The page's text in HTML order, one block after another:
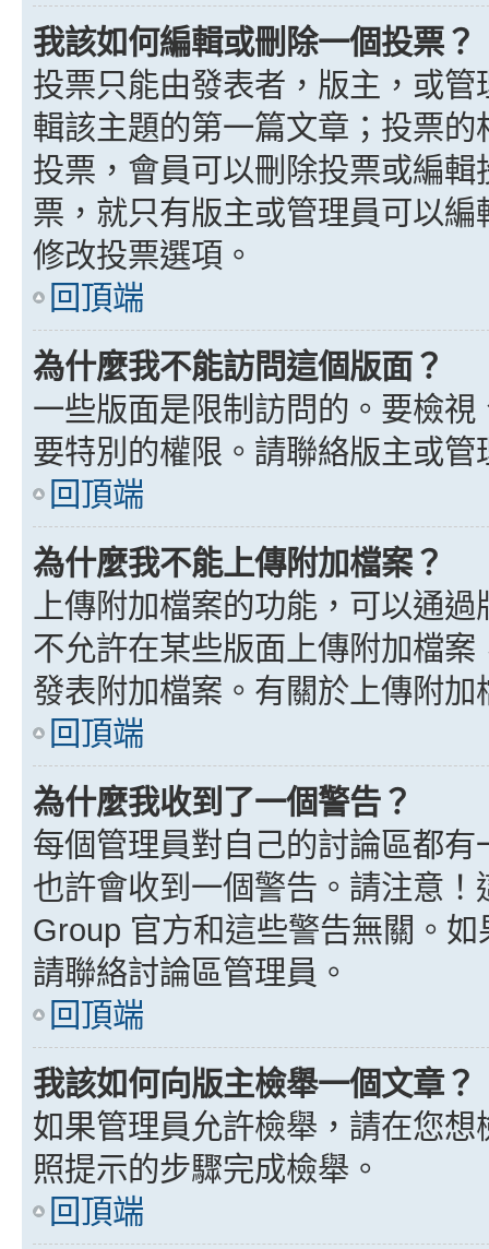
我該如何編輯或刪除一個投票？
投票只能由發表者，版主，或
輯該主題的第一篇文章；投票
投票，會員可以刪除投票或編
票，就只有版主或管理員可以
修改投票選項。
回頂端
為什麼我不能訪問這個版面？
一些版面是限制訪問的。要檢
要特別的權限。請聯絡版主或管
回頂端
為什麼我不能上傳附加檔案？
上傳附加檔案的功能，可以通
不允許在某些版面上傳附加檔
發表附加檔案。有關於上傳附
回頂端
為什麼我收到了一個警告？
每個管理員對自己的討論區都
也許會收到一個警告。請注意
Group 官方和這些警告無關。
請聯絡討論區管理員。
回頂端
我該如何向版主檢舉一個文章？
如果管理員允許檢舉，請在您
照提示的步驟完成檢舉。
回頂端